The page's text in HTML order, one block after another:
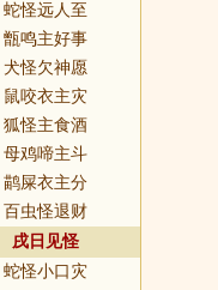
蛇怪远人至
甑鸣主好事
犬怪欠神愿
鼠咬衣主灾
狐怪主食酒
母鸡啼主斗
鹋屎衣主分
百虫怪退财
戌日见怪
蛇怪小口灾